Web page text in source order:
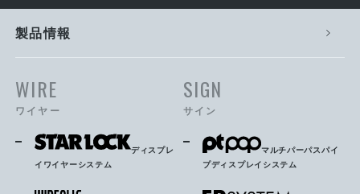
製品情報
WIRE
ワイヤー
ディスプレ
イワイヤーシステム
SIGN
サイン
マルチパーパスパイ
プディスプレイシステム